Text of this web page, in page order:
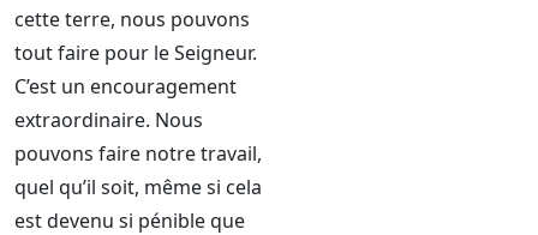
cette terre, nous pouvons
tout faire pour le Seigneur.
C’est un encouragement
extraordinaire. Nous
pouvons faire notre travail,
quel qu’il soit, même si cela
est devenu si pénible que